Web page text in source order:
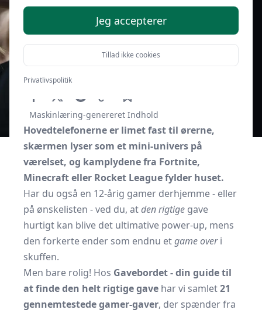
Af Gavebordet.dk
Maskinlæring-genereret Indhold
Hovedtelefonerne er limet fast til ørerne,
skærmen lyser som et mini-univers på
værelset, og kamplydene fra Fortnite,
Minecraft eller Rocket League fylder huset.
Har du også en 12-årig gamer derhjemme - eller
på ønskelisten - ved du, atden rigtige gave
hurtigt kan blive det ultimative power-up, mens
den forkerte ender som endnu etgame overi
skuffen.
Men bare rolig! Hos Gavebordet - din guide til
at finde den helt rigtige gave har vi samlet21
gennemtestede gamer-gaver, der spænder fra
Jeg accepterer
Tillad ikke cookies
Privatlivspolitik